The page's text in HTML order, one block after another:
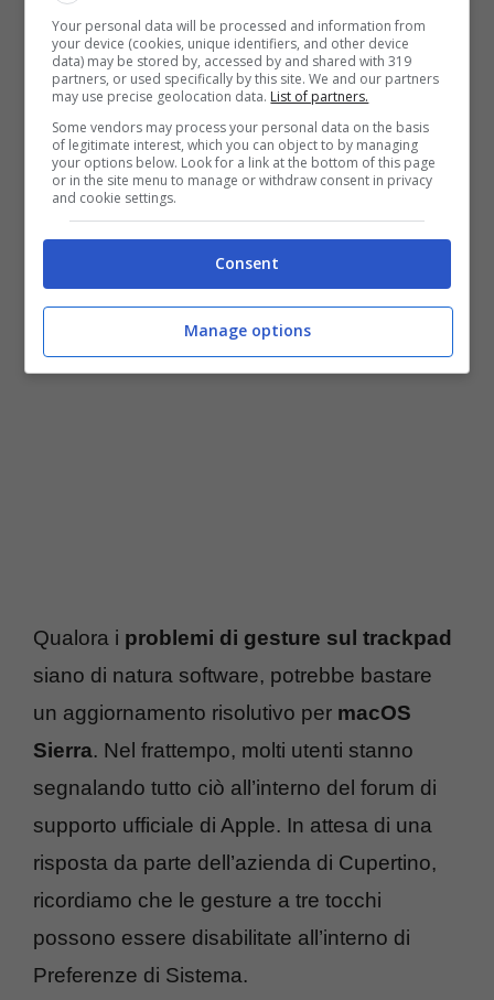
mancato riconoscimento delle gesture a tre
dita è presente sia sui modelli senza che con
Touch Bar. Questa problematica, tuttavia,
riguarderebbe una porzione del trackpad e
proprio tutto ciò fa pensare, fin da subito, ad
un “bug” nel sistema di riconoscimento dei
Qualora i problemi di gesture sul trackpad
siano di natura software, potrebbe bastare
un aggiornamento risolutivo per macOS
Sierra. Nel frattempo, molti utenti stanno
segnalando tutto ciò all’interno del forum di
supporto ufficiale di Apple. In attesa di una
risposta da parte dell’azienda di Cupertino,
ricordiamo che le gesture a tre tocchi
possono essere disabilitate all’interno di
Preferenze di Sistema.
Your personal data will be processed and information from
your device (cookies, unique identifiers, and other device
data) may be stored by, accessed by and shared with 319
partners, or used specifically by this site. We and our partners
may use precise geolocation data. List of partners.
Some vendors may process your personal data on the basis
of legitimate interest, which you can object to by managing
your options below. Look for a link at the bottom of this page
or in the site menu to manage or withdraw consent in privacy
and cookie settings.
Consent
Manage options